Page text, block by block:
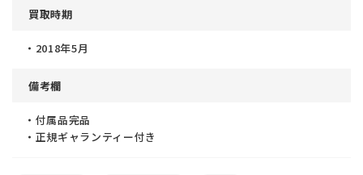
買取時期
・2018年5月
備考欄
・付属品完品
・正規ギャランティー付き